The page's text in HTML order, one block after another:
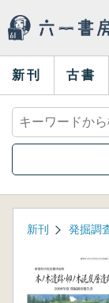
新刊 古書
新刊 発掘調